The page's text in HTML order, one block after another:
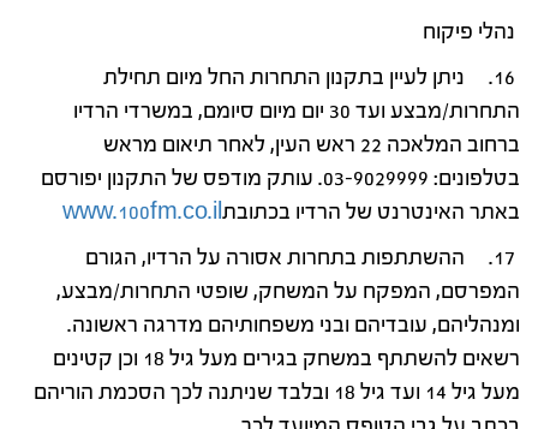
נהלי פיקוח
16. ניתן לעיין בתקנון התחרות החל מיום תחילת
התחרות/מבצע ועד 30 יום מיום סיומם, במשרדי הרדיו
ברחוב המלאכה 22 ראש העין, לאחר תיאום מראש
בטלפונים: 03-9029999. עותק מודפס של התקנון יפורסם
באתר האינטרנט של הרדיו בכתובת www.100fm.co.il
17. ההשתתפות בתחרות אסורה על הרדיו, הגורם
המפרסם, המפקח על המשחק, שופטי התחרות/מבצע,
ומנהליהם, עובדיהם ובני משפחותיהם מדרגה ראשונה.
רשאים להשתתף במשחק בגירים מעל גיל 18 וכן קטינים
מעל גיל 14 ועד גיל 18 ובלבד שניתנה לכך הסכמת הוריהם